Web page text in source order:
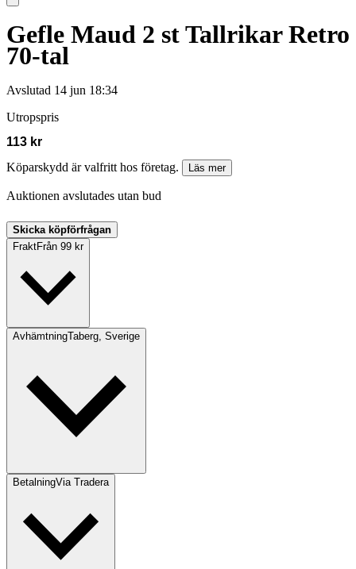
Gefle Maud 2 st Tallrikar Retro
70-tal
Avslutad 14 jun 18:34
Utropspris
113 kr
Köparskydd är valfritt hos företag.
Läs mer
Auktionen avslutades utan bud
Skicka köpförfrågan
FraktFrån 99 kr
AvhämtningTaberg, Sverige
BetalningVia Tradera